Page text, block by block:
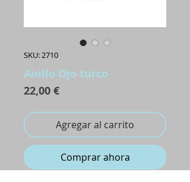
SKU: 2710
Anillo Ojo turco
22,00 €Precio
Agregar al carrito
Comprar ahora